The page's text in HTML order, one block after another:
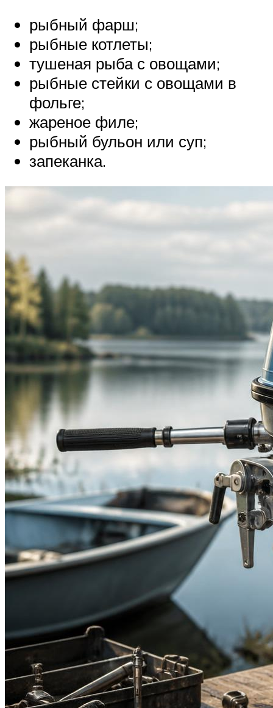
рыбный фарш;
рыбные котлеты;
тушеная рыба с овощами;
рыбные стейки с овощами в
фольге;
жареное филе;
рыбный бульон или суп;
запеканка.